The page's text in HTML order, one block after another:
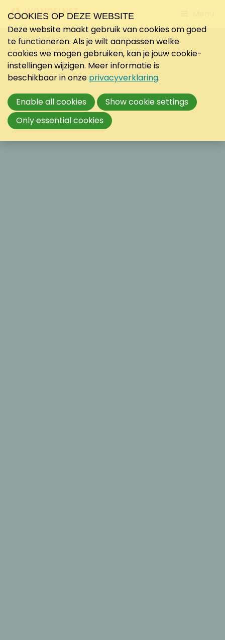
to
COOKIES OP DEZE WEBSITE
Deze website maakt gebruik van cookies om goed
te functioneren. Als je wilt aanpassen welke
cookies we mogen gebruiken, kan je jouw cookie-
instellingen wijzigen. Meer informatie is
beschikbaar in onze privacyverklaring.
Enable all cookies
Show cookie settings
Only essential cookies